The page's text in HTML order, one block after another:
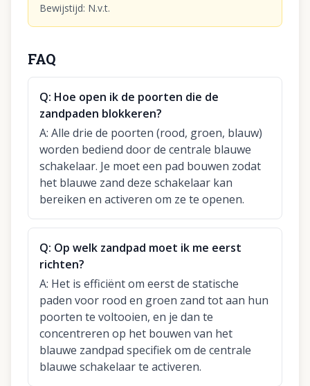
Bewijstijd: N.v.t.
FAQ
Q: Hoe open ik de poorten die de
zandpaden blokkeren?
A: Alle drie de poorten (rood, groen, blauw)
worden bediend door de centrale blauwe
schakelaar. Je moet een pad bouwen zodat
het blauwe zand deze schakelaar kan
bereiken en activeren om ze te openen.
Q: Op welk zandpad moet ik me eerst
richten?
A: Het is efficiënt om eerst de statische
paden voor rood en groen zand tot aan hun
poorten te voltooien, en je dan te
concentreren op het bouwen van het
blauwe zandpad specifiek om de centrale
blauwe schakelaar te activeren.